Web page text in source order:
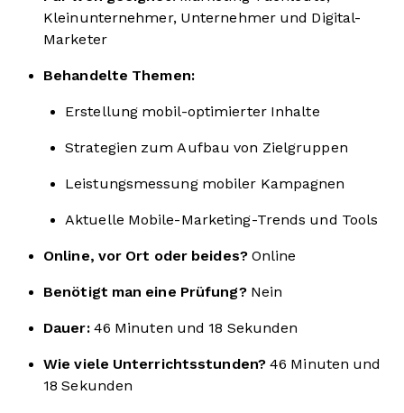
Kleinunternehmer, Unternehmer und Digital-
Marketer
Behandelte Themen:
Erstellung mobil-optimierter Inhalte
Strategien zum Aufbau von Zielgruppen
Leistungsmessung mobiler Kampagnen
Aktuelle Mobile-Marketing-Trends und Tools
Online, vor Ort oder beides?Online
Benötigt man eine Prüfung?Nein
Dauer:46 Minuten und 18 Sekunden
Wie viele Unterrichtsstunden?46 Minuten und
18 Sekunden